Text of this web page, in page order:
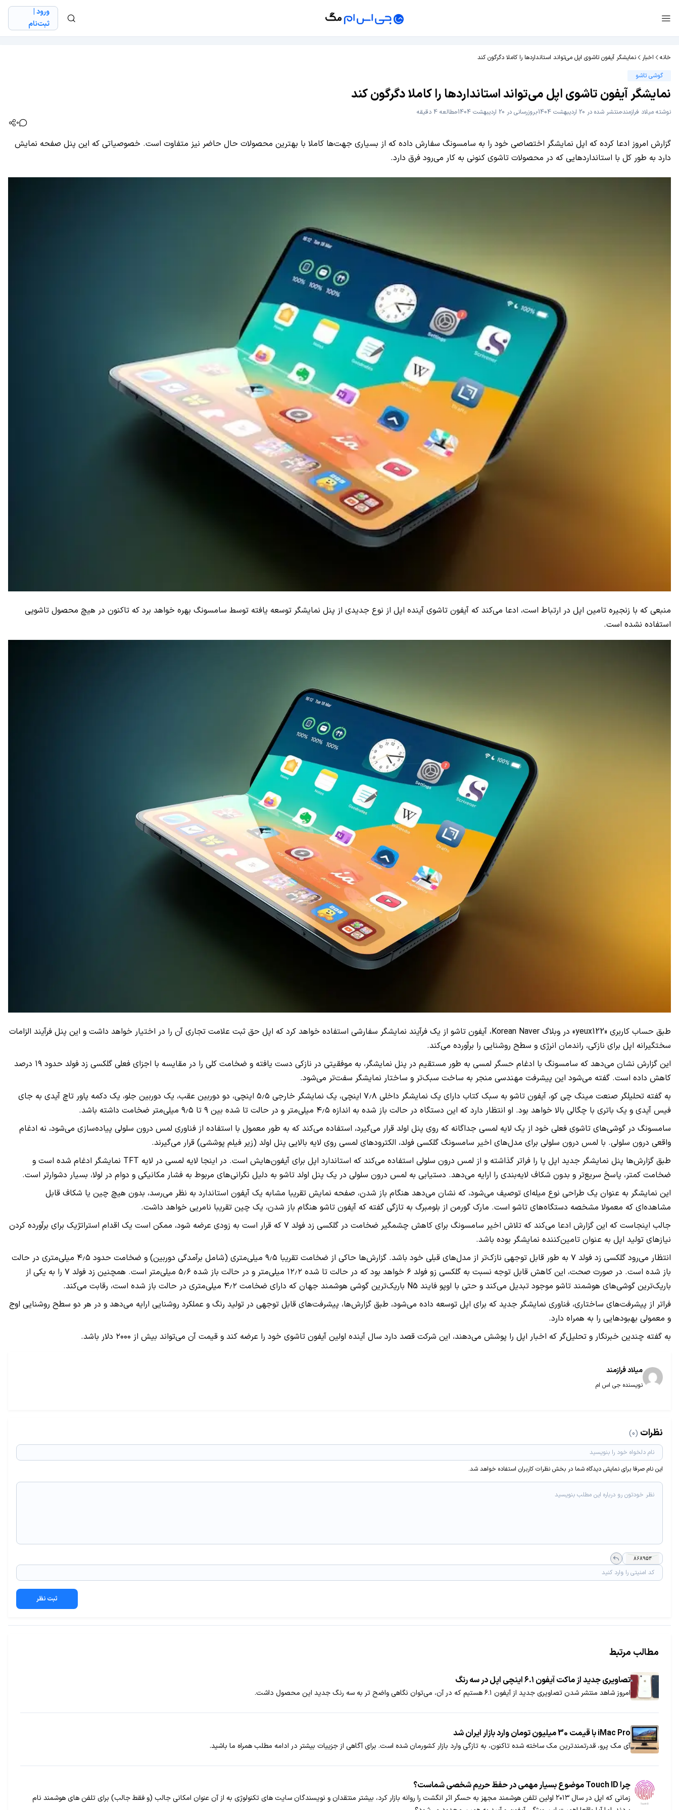
ورود |
ثبت‌نام
خانه اخبار
نمایشگر آیفون تاشوی اپل می‌تواند استانداردها را کاملا دگرگون کند
گوشی تاشو
نمایشگر آیفون تاشوی اپل می‌تواند استانداردها را کاملا دگرگون کند
نوشته میلاد فراز‌مندمنتشر شده در 20 اردیبهشت 1404 بروزرسانی در 20 اردیبهشت 1404
مطالعه 4 دقیقه
0
گزارش امروز ادعا کرده که اپل نمایشگر اختصاصی خود را به سامسونگ سفارش داده که از بسیاری جهت‌ها کاملا با بهترین محصولات حال حاضر نیز متفاوت است. خصوصیاتی که این پنل صفحه نمایش
دارد به طور کل با استانداردهایی که در محصولات تاشوی کنونی به کار می‌رود فرق دارد.
منبعی که با زنجیره تامین اپل در ارتباط است، ادعا می‌کند که آیفون تاشوی آینده اپل از نوع جدیدی از پنل نمایشگر توسعه ‌یافته توسط سامسونگ بهره خواهد برد که تاکنون در هیچ محصول تاشویی
استفاده نشده است.
طبق حساب کاربری «yeux122» در وبلاگ Korean Naver، آیفون تاشو از یک فرآیند نمایشگر سفارشی استفاده خواهد کرد که اپل حق ثبت علامت تجاری آن را در اختیار خواهد داشت و این پنل فرآیند الزامات
سختگیرانه اپل برای نازکی، راندمان انرژی و سطح روشنایی را برآورده می‌کند.
این گزارش نشان می‌دهد که سامسونگ با ادغام حسگر لمسی به طور مستقیم در پنل نمایشگر، به موفقیتی در نازکی دست یافته و ضخامت کلی را در مقایسه با اجزای فعلی گلکسی زد فولد حدود ۱۹ درصد
کاهش داده است. گفته می‌شود این پیشرفت مهندسی منجر به ساخت سبک‌تر و ساختار نمایشگر سفت‌تر می‌شود.
به گفته تحلیلگر صنعت مینگ چی کو، آیفون تاشو به سبک کتاب دارای یک نمایشگر داخلی ۷٫۸ اینچی، یک نمایشگر خارجی ۵٫۵ اینچی، دو دوربین عقب، یک دوربین جلو، یک دکمه پاور تاچ آیدی به جای
فیس آیدی و یک باتری با چگالی بالا خواهد بود. او انتظار دارد که این دستگاه در حالت باز شده به اندازه ۴٫۵ میلی‌متر و در حالت تا شده بین ۹ تا ۹٫۵ میلی‌متر ضخامت داشته باشد.
سامسونگ در گوشی‌های تاشوی فعلی خود از یک لایه لمسی جداگانه که روی پنل اولد قرار می‌گیرد، استفاده می‌کند که به طور معمول با استفاده از فناوری لمس درون سلولی پیاده‌سازی می‌شود، نه ادغام
واقعی درون سلولی. با لمس درون سلولی برای مدل‌های اخیر سامسونگ گلکسی فولد، الکترودهای لمسی روی لایه بالایی پنل اولد (زیر فیلم پوششی) قرار می‌گیرند.
طبق گزارش‌ها پنل نمایشگر جدید اپل پا را فراتر گذاشته و از لمس درون سلولی استفاده می‌کند که استاندارد اپل برای آیفون‌هایش است. در اینجا لایه لمسی در لایه TFT نمایشگر ادغام شده است و
ضخامت کمتر، پاسخ سریع‌تر و بدون شکاف لایه‌بندی را ارایه می‌دهد. دستیابی به لمس درون سلولی در یک پنل اولد تاشو به دلیل نگرانی‌های مربوط به فشار مکانیکی و دوام در لولا، بسیار دشوارتر است.
این نمایشگر به عنوان یک طراحی نوع میله‌ای توصیف می‌شود، که نشان می‌دهد هنگام باز شدن، صفحه نمایش تقریبا مشابه یک آیفون استاندارد به نظر می‌رسد، بدون هیچ چین یا شکاف قابل
مشاهده‌ای که معمولا مشخصه دستگاه‌های تاشو است. مارک گورمن از بلومبرگ به تازگی گفته که آیفون تاشو هنگام باز شدن، یک چین تقریبا نامریی خواهد داشت.
جالب اینجاست که این گزارش ادعا می‌کند که تلاش اخیر سامسونگ برای کاهش چشمگیر ضخامت در گلکسی زد فولد ۷ که قرار است به زودی عرضه شود، ممکن است یک اقدام استراتژیک برای برآورده کردن
نیازهای تولید اپل به عنوان تامین‌کننده نمایشگر بوده باشد.
انتظار می‌رود گلکسی زد فولد ۷ به طور قابل توجهی نازک‌تر از مدل‌های قبلی خود باشد. گزارش‌ها حاکی از ضخامت تقریبا ۹٫۵ میلی‌متری (شامل برآمدگی دوربین) و ضخامت حدود ۴٫۵ میلی‌متری در حالت
باز شده است. در صورت صحت، این کاهش قابل توجه نسبت به گلکسی زو فولد ۶ خواهد بود که در حالت تا شده ۱۲٫۲ میلی‌متر و در حالت باز شده ۵٫۶ میلی‌متر است. همچنین زد فولد ۷ را به یکی از
باریک‌ترین گوشی‌های هوشمند تاشو موجود تبدیل می‌کند و حتی با اوپو فایند N5 باریک‌ترین گوشی هوشمند جهان که دارای ضخامت ۴٫۲ میلی‌متری در حالت باز شده است، رقابت می‌کند.
فراتر از پیشرفت‌های ساختاری، فناوری نمایشگر جدید که برای اپل توسعه داده می‌شود، طبق گزارش‌ها، پیشرفت‌های قابل توجهی در تولید رنگ و عملکرد روشنایی ارایه می‌دهد و در هر دو سطح روشنایی اوج
و معمولی بهبودهایی را به همراه دارد.
به گفته چندین خبرنگار و تحلیل‌گر که اخبار اپل را پوشش می‌دهند، این شرکت قصد دارد سال آینده اولین آیفون تاشوی خود را عرضه کند و قیمت آن می‌تواند بیش از ۲۰۰۰ دلار باشد.
میلاد فراز‌مند
نویسنده جی اس ام
نظرات (0)
این نام صرفا برای نمایش دیدگاه شما در بخش نظرات کاربران استفاده خواهد شد.
ثبت نظر
مطالب مرتبط
تصاویری جدید از ماکت آیفون ۶.۱ اینچی اپل در سه رنگ
امروز شاهد منتشر شدن تصاویری جدید از آیفون ۶.۱ هستیم که در آن، می‌توان نگاهی واضح تر به سه رنگ جدید این محصول داشت.
iMac Pro با قیمت 30 میلیون تومان وارد بازار ایران شد
آی مک پرو، قدرتمندترین مک ساخته شده تاکنون، به تازگی وارد بازار کشورمان شده است. برای آگاهی از جزییات بیشتر در ادامه مطلب همراه ما باشید.
چرا Touch ID موضوع بسیار مهمی در حفظ حریم شخصی شماست؟
زمانی که اپل در سال ۲۰۱۳ اولین تلفن هوشمند مجهز به حسگر اثر انگشت را روانه بازار کرد، بیشتر منتقدان و نویسندگان سایت های تکنولوژی به از آن عنوان امکانی جالب (و فقط جالب) برای تلفن های هوشمند نام